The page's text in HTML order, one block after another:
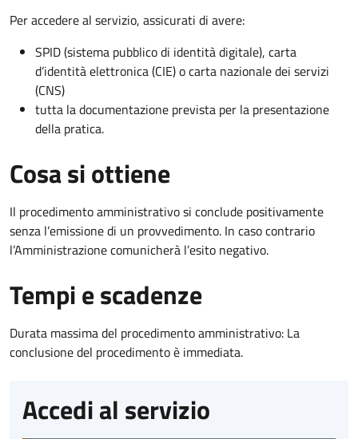
Per accedere al servizio, assicurati di avere:
SPID (sistema pubblico di identità digitale), carta
d’identità elettronica (CIE) o carta nazionale dei servizi
(CNS)
tutta la documentazione prevista per la presentazione
della pratica.
Cosa si ottiene
Il procedimento amministrativo si conclude positivamente
senza l’emissione di un provvedimento. In caso contrario
l’Amministrazione comunicherà l’esito negativo.
Tempi e scadenze
Durata massima del procedimento amministrativo: La
conclusione del procedimento è immediata.
Accedi al servizio